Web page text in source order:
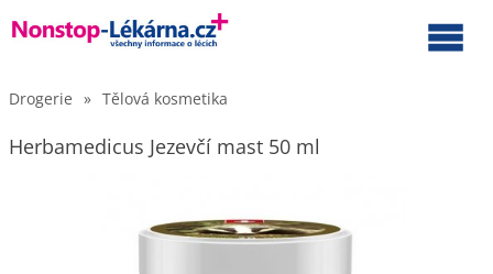
Drogerie » Tělová kosmetika
Herbamedicus Jezevčí mast 50 ml